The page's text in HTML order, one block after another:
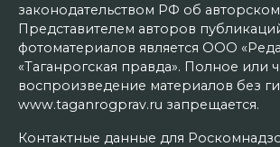
законодательством РФ об
Представителем авторов
фотоматериалов является ООО
«Таганрогская правда». Полное или
воспроизведение материалов без
www.taganrogprav.ru запрещается.
Контактные данные для